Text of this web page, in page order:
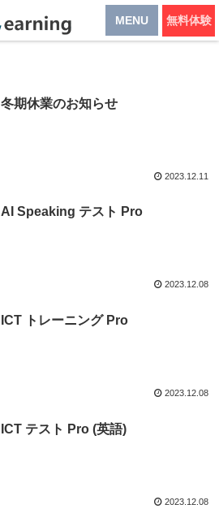
冬期休業のお知らせ
2023.12.11
AI Speaking テスト Pro
2023.12.08
ICT トレーニング Pro
2023.12.08
ICT テスト Pro (英語)
2023.12.08
MENU 無料体験